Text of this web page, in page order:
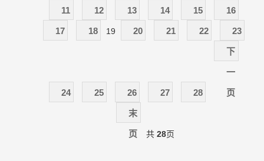
11 12 13 14 15 16
17 18 19 20 21 22 23
24 25 26 27 28
下
一
页
末
页 共 28页